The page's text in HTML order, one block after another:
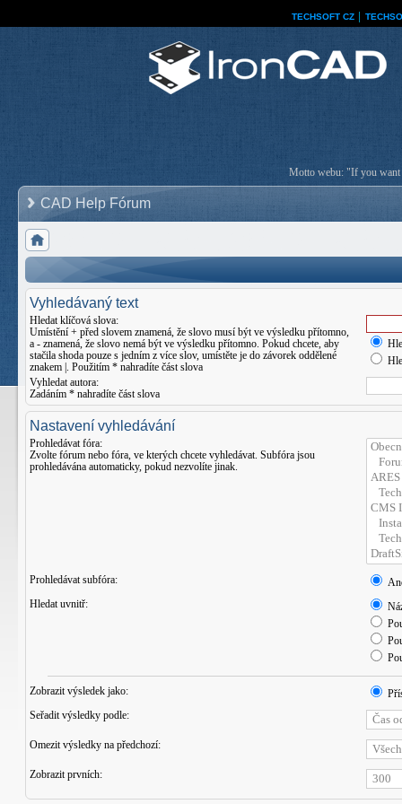
TECHSOFT CZ
Motto webu: "If you want
CAD Help Fórum
Vyhledávaný text
Hledat klíčová slova:
Umístění + před slovem znamená, že slovo musí být ve výsledku přítomno,
a - znamená, že slovo nemá být ve výsledku přítomno. Pokud chcete, aby
stačila shoda pouze s jedním z více slov, umístěte je do závorek oddělené
znakem . Použitím * nahradíte část slova
Vyhledat autora:
Zadáním * nahradíte část slova
Nastavení vyhledávání
Prohledávat fóra:
Zvolte fórum nebo fóra, ve kterých chcete vyhledávat. Subfóra jsou
prohledávána automaticky, pokud nezvolíte jinak.
Prohledávat subfóra:
Hledat uvnitř:
Zobrazit výsledek jako:
Seřadit výsledky podle:
Omezit výsledky na předchozí:
Zobrazit prvních: